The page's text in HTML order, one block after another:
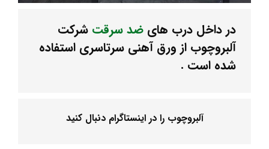
در داخل درب های ضد سرقت شرکت
آلبروچوب از ورق آهنی سرتاسری استفاده
شده است .
آلبروچوب را دراینستاگرام دنبال کنید